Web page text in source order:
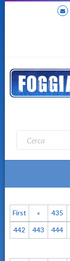
First « 435
442 443 444